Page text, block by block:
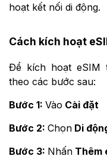
hoạt kết nối di động.
Cách kích hoạt
Để kích hoạt eSIM
theo các bước sau:
Bước 1: Vào Cài đặt
Bước 2: Chọn Di
Bước 3: Nhấn Thêm